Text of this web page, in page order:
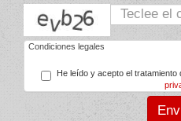
Condiciones legales
He leído y acepto el